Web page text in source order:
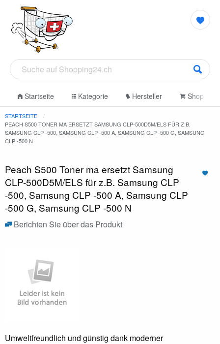
Startseite Kategorie Hersteller Shop
STARTSEITE
PEACH S500 TONER MA ERSETZT SAMSUNG CLP-500D5M/ELS FÜR Z.B.
SAMSUNG CLP -500, SAMSUNG CLP -500 A, SAMSUNG CLP -500 G, SAMSUNG
CLP -500 N
Peach S500 Toner ma ersetzt Samsung
CLP-500D5M/ELS für z.B. Samsung CLP
-500, Samsung CLP -500 A, Samsung CLP
-500 G, Samsung CLP -500 N
Berichten Sie über das Produkt
Umweltfreundlich und günstig dank moderner